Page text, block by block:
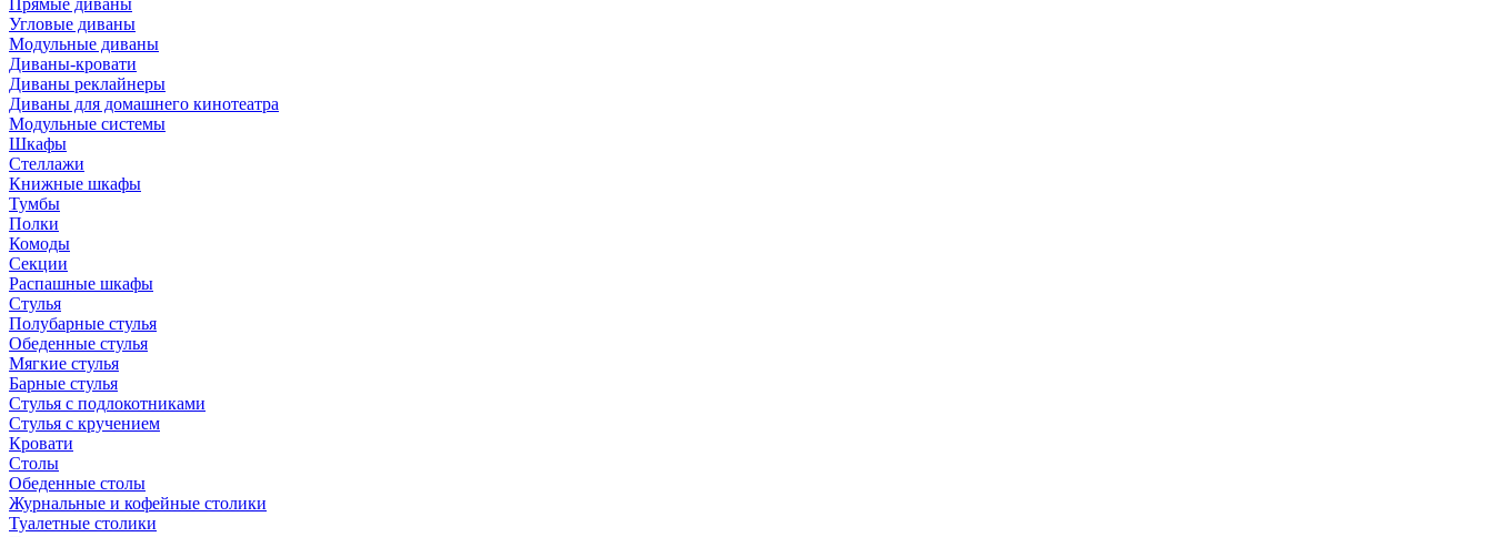
Прямые диваны
Угловые диваны
Модульные диваны
Диваны-кровати
Диваны реклайнеры
Диваны для домашнего кинотеатра
Модульные системы
Шкафы
Стеллажи
Книжные шкафы
Тумбы
Полки
Комоды
Секции
Распашные шкафы
Стулья
Полубарные стулья
Обеденные стулья
Мягкие стулья
Барные стулья
Стулья с подлокотниками
Стулья с кручением
Кровати
Столы
Обеденные столы
Журнальные и кофейные столики
Туалетные столики